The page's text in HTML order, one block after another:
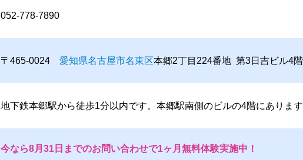
052-778-7890
〒465-0024 愛知県名古屋市名東区本郷2丁目224番地 第3日吉ビル4階
地下鉄本郷駅から徒歩1分以内です。本郷駅南側のビルの4階にありま
今なら8月31日までのお問い合わせで1ヶ月無料体験実施中！